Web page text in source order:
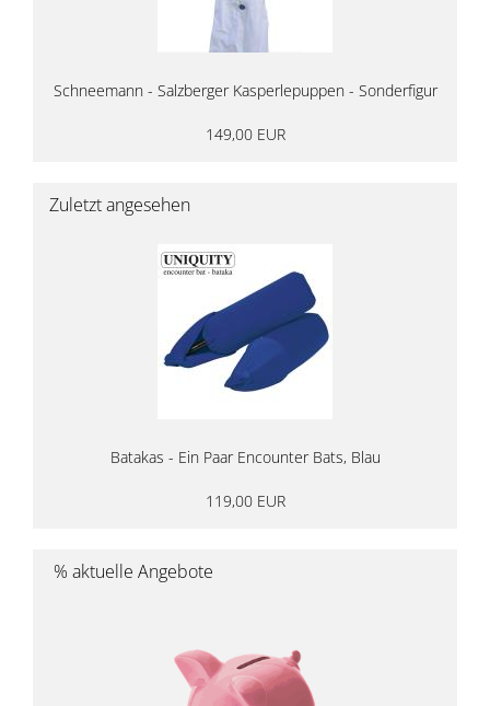
Schneemann - Salzberger Kasperlepuppen - Sonderfigur
149,00 EUR
Zuletzt angesehen
Batakas - Ein Paar Encounter Bats, Blau
119,00 EUR
% aktuelle Angebote